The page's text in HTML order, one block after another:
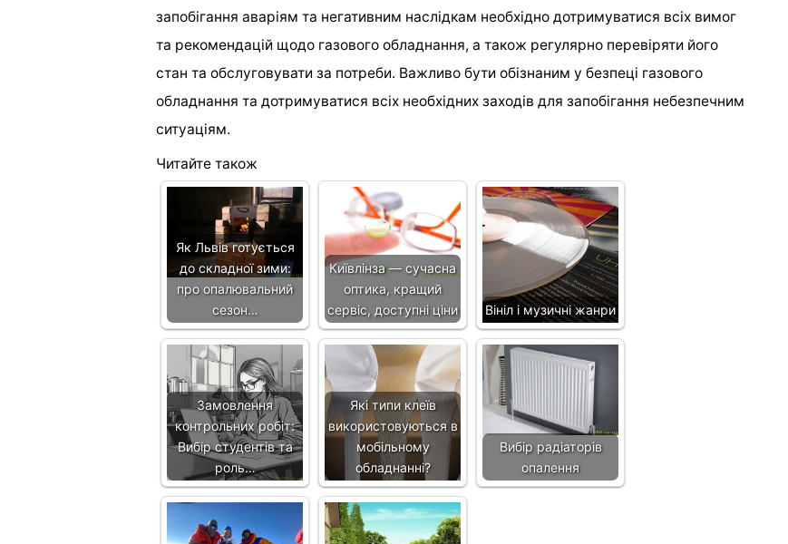
запобігання аваріям та негативним наслідкам необхідно дотримуватися всіх вимог
та рекомендацій щодо газового обладнання, а також регулярно перевіряти його
стан та обслуговувати за потреби. Важливо бути обізнаним у безпеці газового
обладнання та дотримуватися всіх необхідних заходів для запобігання небезпечним
ситуаціям.
Читайте також
Як Львів готується
до складної зими:
про опалювальний
сезон…
Київлінза — сучасна
оптика, кращий
сервіс, доступні ціни
Вініл і музичні жанри
Замовлення
контрольних робіт:
Вибір студентів та
роль…
Які типи клеїв
використовуються в
мобільному
обладнанні?
Вибір радіаторів
опалення